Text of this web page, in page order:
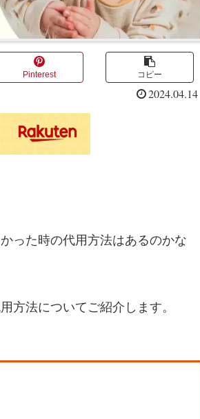
Pinterest コピー
2024.04.14
った時の代用方法はあるのかな
方法についてご紹介します。